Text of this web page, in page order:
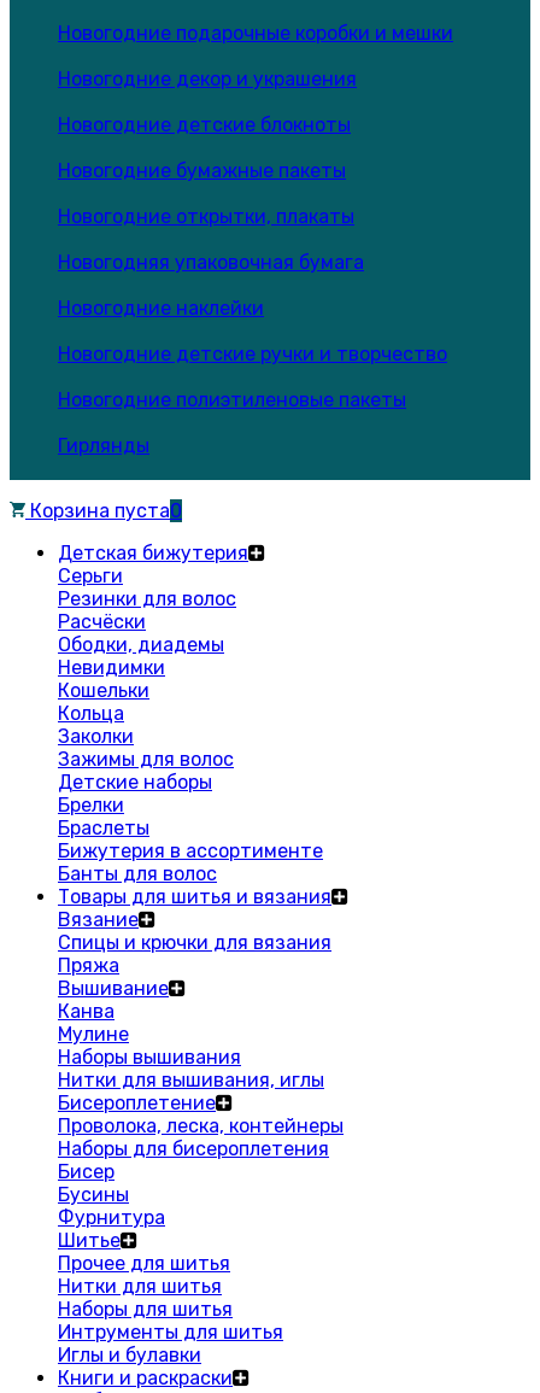
Новогодние подарочные коробки и мешки
Новогодние декор и украшения
Новогодние детские блокноты
Новогодние бумажные пакеты
Новогодние открытки, плакаты
Новогодняя упаковочная бумага
Новогодние наклейки
Новогодние детские ручки и творчество
Новогодние полиэтиленовые пакеты
Гирлянды
Корзина пуста0
Детская бижутерия
Серьги
Резинки для волос
Расчёски
Ободки, диадемы
Невидимки
Кошельки
Кольца
Заколки
Зажимы для волос
Детские наборы
Брелки
Браслеты
Бижутерия в ассортименте
Банты для волос
Товары для шитья и вязания
Вязание
Спицы и крючки для вязания
Пряжа
Вышивание
Канва
Мулине
Наборы вышивания
Нитки для вышивания, иглы
Бисероплетение
Проволока, леска, контейнеры
Наборы для бисероплетения
Бисер
Бусины
Фурнитура
Шитье
Прочее для шитья
Нитки для шитья
Наборы для шитья
Интрументы для шитья
Иглы и булавки
Книги и раскраски